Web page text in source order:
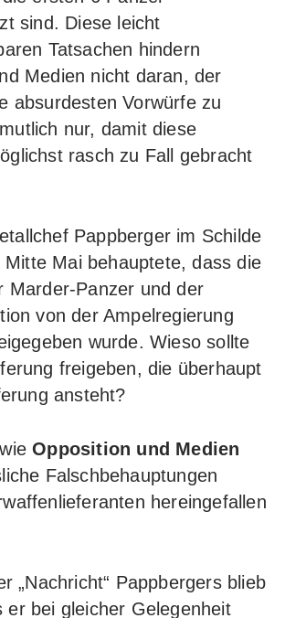
sind. Diese leicht
Tatsachen hindern
Medien nicht daran, der
absurdesten Vorwürfe zu
nur, damit diese
rasch zu Fall gebracht
Pappberger im Schilde
Mai behauptete, dass die
Marder-Panzer und der
von der Ampelregierung
wurde. Wieso sollte
freigeben, die überhaupt
ansteht?
Opposition und Medien
Falschbehauptungen
hereingefallen
„Nachricht“ Pappbergers blieb
er bei gleicher Gelegenheit